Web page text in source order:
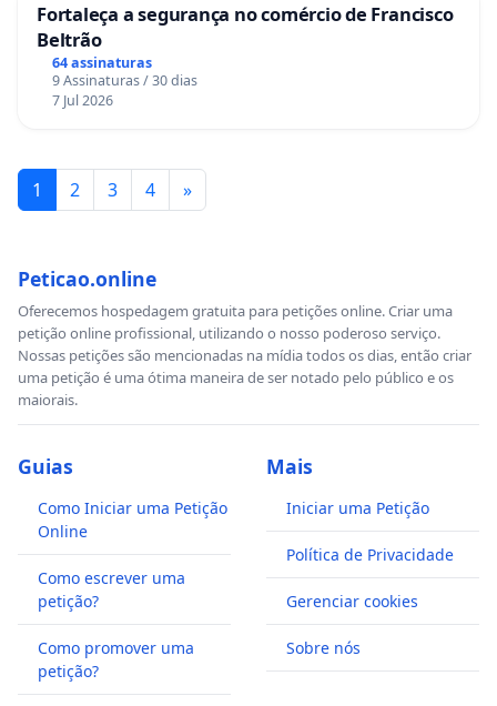
Fortaleça a segurança no comércio de Francisco
Beltrão
64 assinaturas
9 Assinaturas / 30 dias
7 Jul 2026
1 2 3 4 »
Peticao.online
Oferecemos hospedagem gratuita para petições online. Criar uma
petição online profissional, utilizando o nosso poderoso serviço.
Nossas petições são mencionadas na mídia todos os dias, então criar
uma petição é uma ótima maneira de ser notado pelo público e os
maiorais.
Guias
Como Iniciar uma Petição
Online
Como escrever uma
petição?
Como promover uma
petição?
Mais
Iniciar uma Petição
Política de Privacidade
Gerenciar cookies
Sobre nós